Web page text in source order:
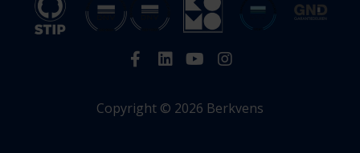
Copyright © 2026 Berkvens